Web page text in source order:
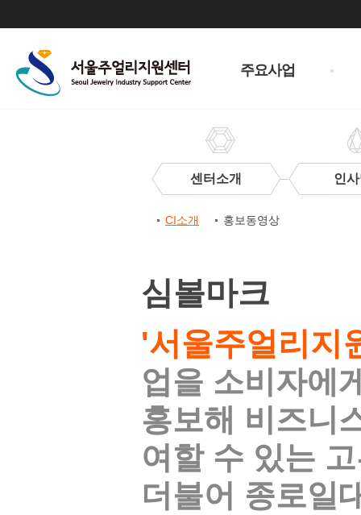
주요사업
센터소개 인
CI소개 홍보동영상
개
심볼마크
'서울주얼리지
업을 소비자에
홍보해 비즈니
여할 수 있는
더불어 종로일